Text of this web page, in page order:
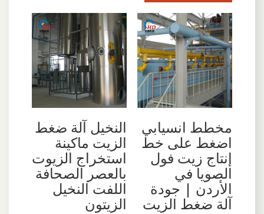
مخطط انسيابي
اضغط على خط
إنتاج زيت فول
الصويا في
الأردن | جودة
آلة ضغط الزيت
النخيل آلة ضغط
الزيت ماكينة
استخراج الزيوت
بالعصر الصحافة
اللفت النخيل
الزيتون